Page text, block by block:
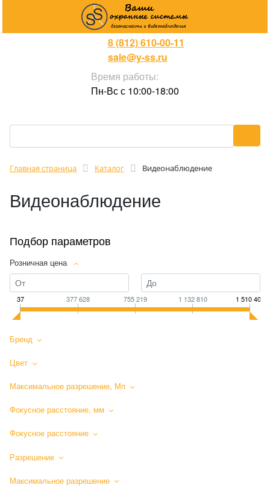
8 (812) 610-00-11
sale@y-ss.ru
Время работы:
Пн-Вс с 10:00-18:00
Главная страница Каталог Видеонаблюдение
Видеонаблюдение
Подбор параметров
Розничная цена
37 377 628 755 219 1 132 810 1 510 401
Бренд
Цвет
Максимальное разрешение, Мп
Фокусное расстояние, мм
Фокусное расстояние
Разрешение
Максимальное разрешение